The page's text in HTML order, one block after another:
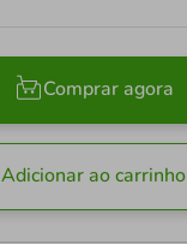
Comprar agora
Adicionar ao carrinho